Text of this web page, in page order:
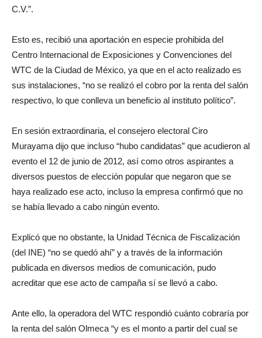
C.V.”.
Esto es, recibió una aportación en especie prohibida del
Centro Internacional de Exposiciones y Convenciones del
WTC de la Ciudad de México, ya que en el acto realizado es
sus instalaciones, “no se realizó el cobro por la renta del salón
respectivo, lo que conlleva un beneficio al instituto político”.
En sesión extraordinaria, el consejero electoral Ciro
Murayama dijo que incluso “hubo candidatas” que acudieron al
evento el 12 de junio de 2012, así como otros aspirantes a
diversos puestos de elección popular que negaron que se
haya realizado ese acto, incluso la empresa confirmó que no
se había llevado a cabo ningún evento.
Explicó que no obstante, la Unidad Técnica de Fiscalización
(del INE) “no se quedó ahí” y a través de la información
publicada en diversos medios de comunicación, pudo
acreditar que ese acto de campaña sí se llevó a cabo.
Ante ello, la operadora del WTC respondió cuánto cobraría por
la renta del salón Olmeca “y es el monto a partir del cual se